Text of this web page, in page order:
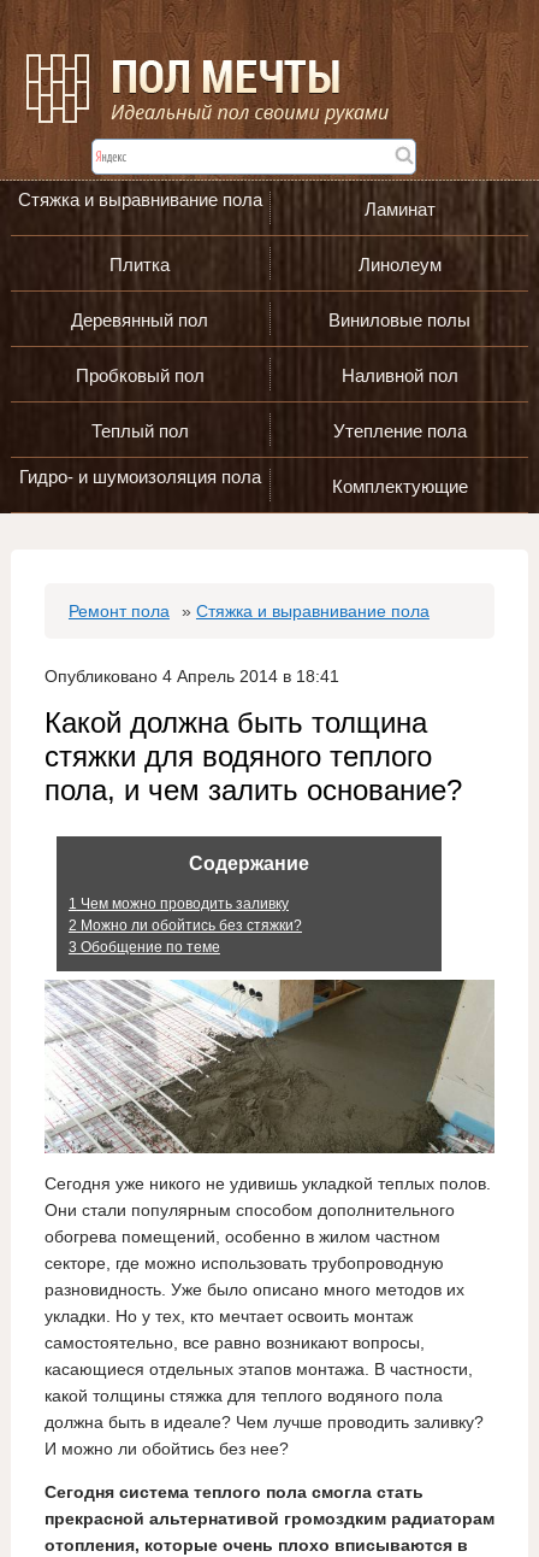
Стяжка и выравнивание пола Ламинат
Плитка Линолеум
Деревянный пол Виниловые полы
Пробковый пол Наливной пол
Теплый пол Утепление пола
Гидро- и шумоизоляция пола Комплектующие
Ремонт пола » Стяжка и выравнивание пола
Опубликовано 4 Апрель 2014 в 18:41
Какой должна быть толщина
стяжки для водяного теплого
пола, и чем залить основание?
Содержание
1 Чем можно проводить заливку
2 Можно ли обойтись без стяжки?
3 Обобщение по теме
Сегодня уже никого не удивишь укладкой теплых полов.
Они стали популярным способом дополнительного
обогрева помещений, особенно в жилом частном
секторе, где можно использовать трубопроводную
разновидность. Уже было описано много методов их
укладки. Но у тех, кто мечтает освоить монтаж
самостоятельно, все равно возникают вопросы,
касающиеся отдельных этапов монтажа. В частности,
какой толщины стяжка для теплого водяного пола
должна быть в идеале? Чем лучше проводить заливку?
И можно ли обойтись без нее?
Сегодня система теплого пола смогла стать
прекрасной альтернативой громоздким радиаторам
отопления, которые очень плохо вписываются в